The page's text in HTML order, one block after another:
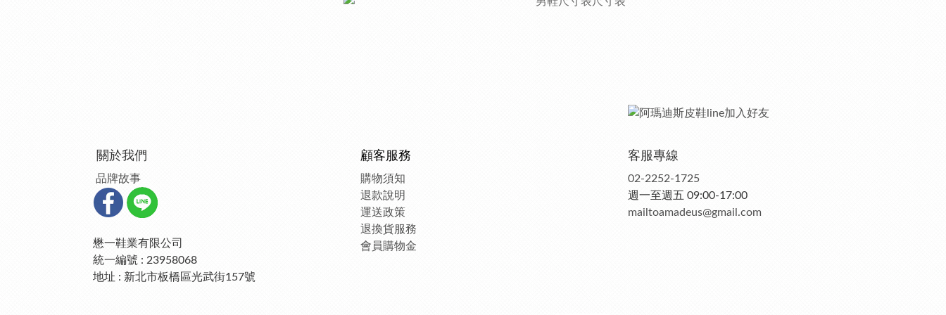
關於我們
品牌故事
懋一鞋業有限公司
統一編號 : 23958068
地址 : 新北市板橋區光武街157號
顧客服務
購物須知
退款說明
運送政策
退換貨服務
會員購物金
客服專線
02-2252-1725
週一至週五 09:00-17:00
mailtoamadeus@gmail.com